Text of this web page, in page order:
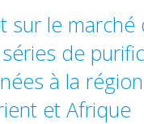
sur le marché
de
à la région
et Afrique